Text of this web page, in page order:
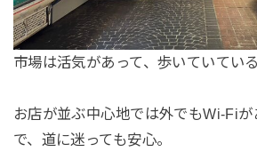
市場は活気があって、歩いていてい
お店が並ぶ中心地では外でもWi-Fi
で、道に迷っても安心。